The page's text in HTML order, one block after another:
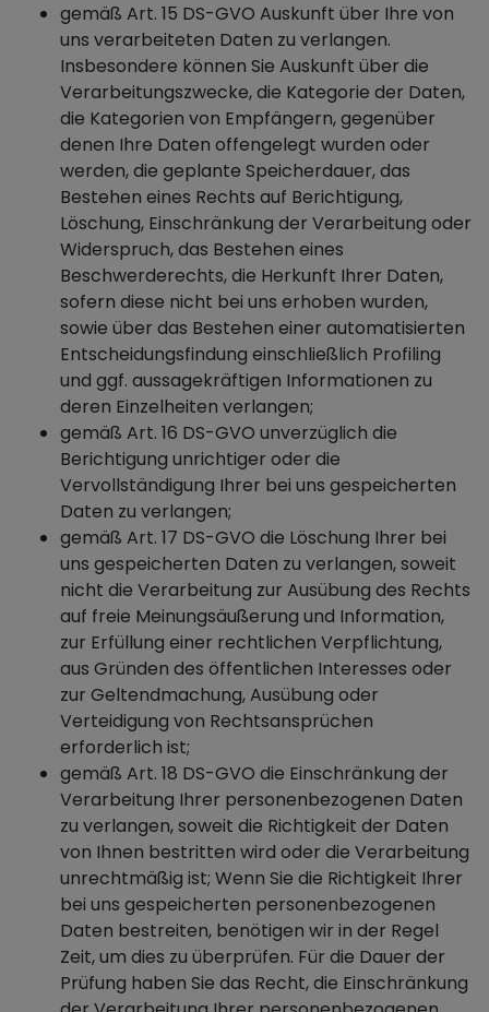
gemäß Art. 15 DS-GVO Auskunft über Ihre von
uns verarbeiteten Daten zu verlangen.
Insbesondere können Sie Auskunft über die
Verarbeitungszwecke, die Kategorie der Daten,
die Kategorien von Empfängern, gegenüber
denen Ihre Daten offengelegt wurden oder
werden, die geplante Speicherdauer, das
Bestehen eines Rechts auf Berichtigung,
Löschung, Einschränkung der Verarbeitung oder
Widerspruch, das Bestehen eines
Beschwerderechts, die Herkunft Ihrer Daten,
sofern diese nicht bei uns erhoben wurden,
sowie über das Bestehen einer automatisierten
Entscheidungsfindung einschließlich Profiling
und ggf. aussagekräftigen Informationen zu
deren Einzelheiten verlangen;
gemäß Art. 16 DS-GVO unverzüglich die
Berichtigung unrichtiger oder die
Vervollständigung Ihrer bei uns gespeicherten
Daten zu verlangen;
gemäß Art. 17 DS-GVO die Löschung Ihrer bei
uns gespeicherten Daten zu verlangen, soweit
nicht die Verarbeitung zur Ausübung des Rechts
auf freie Meinungsäußerung und Information,
zur Erfüllung einer rechtlichen Verpflichtung,
aus Gründen des öffentlichen Interesses oder
zur Geltendmachung, Ausübung oder
Verteidigung von Rechtsansprüchen
erforderlich ist;
gemäß Art. 18 DS-GVO die Einschränkung der
Verarbeitung Ihrer personenbezogenen Daten
zu verlangen, soweit die Richtigkeit der Daten
von Ihnen bestritten wird oder die Verarbeitung
unrechtmäßig ist; Wenn Sie die Richtigkeit Ihrer
bei uns gespeicherten personenbezogenen
Daten bestreiten, benötigen wir in der Regel
Zeit, um dies zu überprüfen. Für die Dauer der
Prüfung haben Sie das Recht, die Einschränkung